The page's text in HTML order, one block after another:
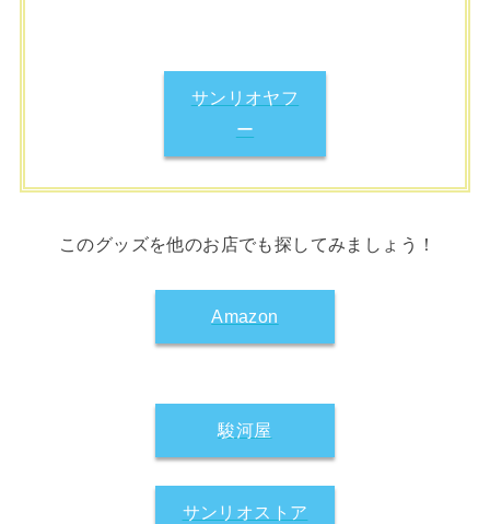
サンリオヤフ
ー
このグッズを他のお店でも探してみましょう！
Amazon
駿河屋
サンリオストア